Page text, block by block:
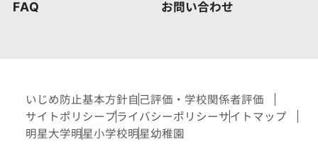
FAQ お問い合わせ
いじめ防止基本方針自己評価・学校関係者評価
サイトポリシー プライバシーポリシーサイトマップ
明星大学明星小学校明星幼稚園